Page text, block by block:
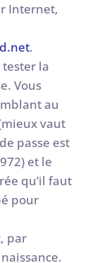
Internet,
.
la
Vous
au
vaut
passe est
et le
qu’il faut
pour
par